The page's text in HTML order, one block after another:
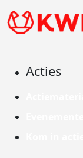
Acties